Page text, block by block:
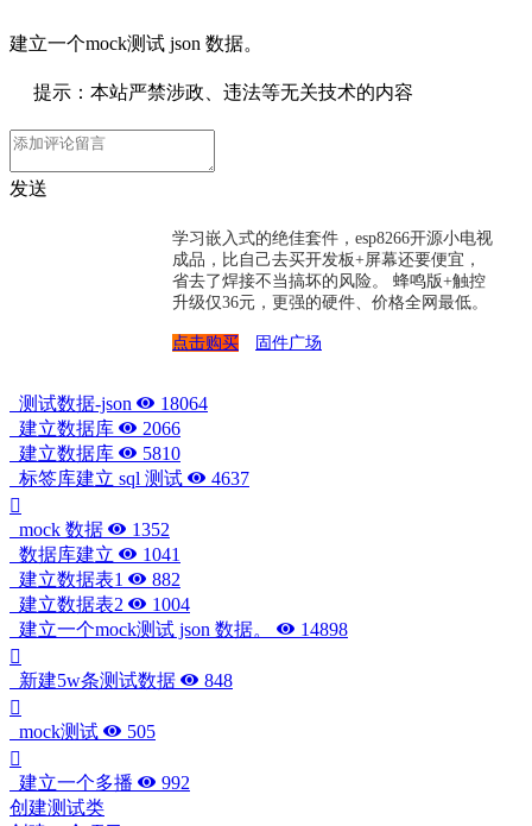
建立一个mock测试 json 数据。
提示：本站严禁涉政、违法等无关技术的内容
发送
学习嵌入式的绝佳套件，esp8266开源小电视
成品，比自己去买开发板+屏幕还要便宜，
省去了焊接不当搞坏的风险。 蜂鸣版+触控
升级仅36元，更强的硬件、价格全网最低。
点击购买 固件广场
测试数据-json
18064
建立数据库
2066
建立数据库
5810
标签库建立 sql 测试
4637
mock 数据
1352
数据库建立
1041
建立数据表1
882
建立数据表2
1004
建立一个mock测试 json 数据。
14898
新建5w条测试数据 848
mock测试 505
建立一个多播
992
创建测试类